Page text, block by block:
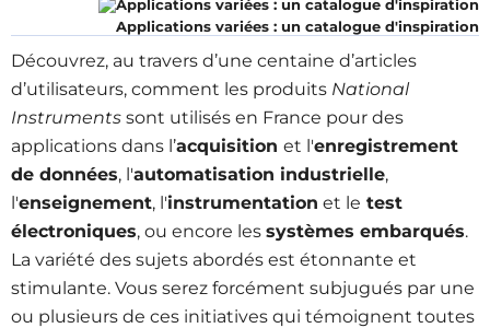
Applications variées : un catalogue d'inspiration
Découvrez, au travers d’une centaine d’articles
d’utilisateurs, comment les produits National
Instruments sont utilisés en France pour des
applications dans l’acquisition et l'enregistrement
de données, l'automatisation industrielle,
l'enseignement, l'instrumentation et le test
électroniques, ou encore les systèmes embarqués.
La variété des sujets abordés est étonnante et
stimulante. Vous serez forcément subjugués par une
ou plusieurs de ces initiatives qui témoignent toutes